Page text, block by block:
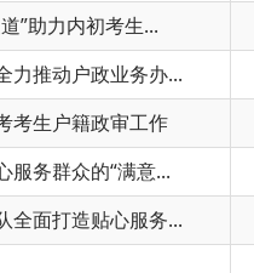
工作
意...
服务...
业务...
安...